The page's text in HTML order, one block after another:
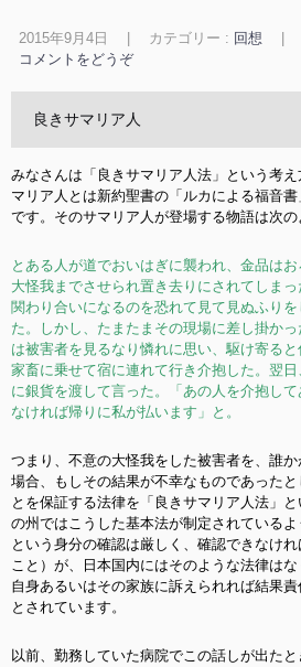
2015年9月4日 カテゴリー : 回想
コメントをどうぞ
良きサマリア人
みなさんは「良きサマリア人法」という考
マリア人とは新約聖書の「ルカによる福音
です。そのサマリア人が登場する物語は次の
とある人が道でおいはぎに襲われ、金品は
大怪我までさせられ置き去りにされてしま
関わり合いになるのを恐れて見て見ぬふり
た。しかし、たまたまその現場に差し掛かっ
は被害者を見るなり憐れに思い、駆け寄る
家畜に乗せて宿に連れて行き介抱した。翌
に銀貨を渡して言った。「あの人を介抱し
なければ帰りに私が払います」と。
つまり、不意の大怪我をした被害者を、誰
場合、もしその結果が不幸なものであった
とを保証する法律を「良きサマリア人法」
の州ではこうした基本法が制定されている
という身分の確認は厳しく、確認できなけ
こと）が、日本国内にはそのような法律は
自身あるいはその家族に訴えられれば結果
とされています。
以前、勤務していた病院でこの話しが出た